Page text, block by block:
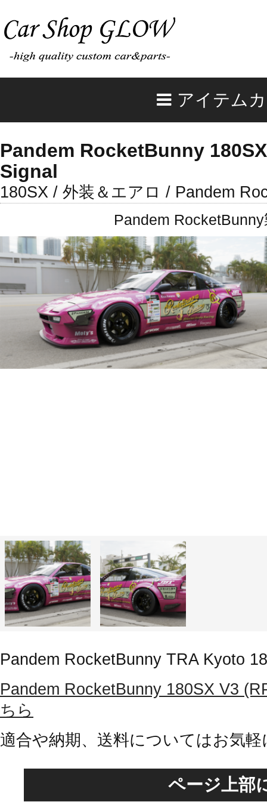
アイテム
Pandem RocketBunny
Signal
180SX / 外装＆エアロ / Pandem
Pandem
Pandem RocketBunny TRA Kyoto
Pandem RocketBunny 180SX V3
ちら
適合や納期、送料についてはお気
ページ上部